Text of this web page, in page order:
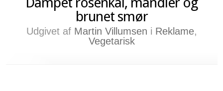
brunet smør
Udgivet af Martin Villumsen i Reklame,
Vegetarisk